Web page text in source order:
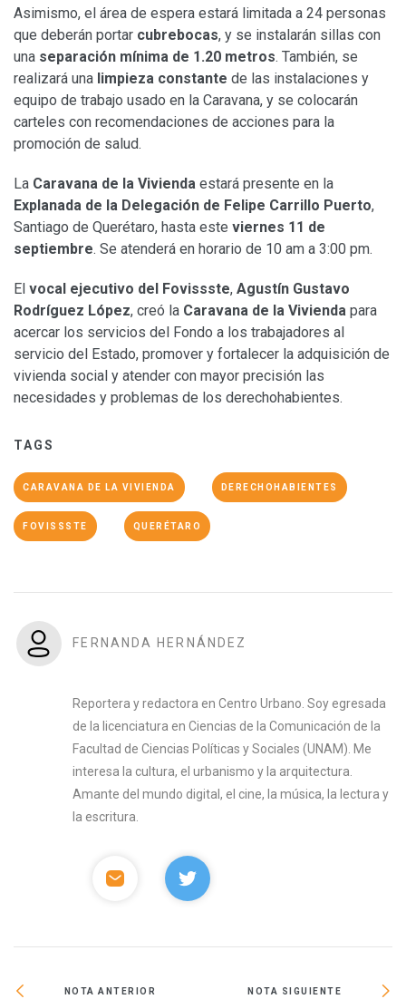
Asimismo, el área de espera estará limitada a 24 personas
que deberán portar cubrebocas, y se instalarán sillas con
una separación mínima de 1.20 metros. También, se
realizará una limpieza constante de las instalaciones y
equipo de trabajo usado en la Caravana, y se colocarán
carteles con recomendaciones de acciones para la
promoción de salud.
La Caravana de la Vivienda estará presente en la
Explanada de la Delegación de Felipe Carrillo Puerto,
Santiago de Querétaro, hasta este viernes 11 de
septiembre. Se atenderá en horario de 10 am a 3:00 pm.
El vocal ejecutivo del Fovissste, Agustín Gustavo
Rodríguez López, creó la Caravana de la Vivienda para
acercar los servicios del Fondo a los trabajadores al
servicio del Estado, promover y fortalecer la adquisición de
vivienda social y atender con mayor precisión las
necesidades y problemas de los derechohabientes.
TAGS
CARAVANA DE LA VIVIENDA DERECHOHABIENTES
FOVISSSTE QUERÉTARO
FERNANDA HERNÁNDEZ
Reportera y redactora en Centro Urbano. Soy egresada
de la licenciatura en Ciencias de la Comunicación de la
Facultad de Ciencias Políticas y Sociales (UNAM). Me
interesa la cultura, el urbanismo y la arquitectura.
Amante del mundo digital, el cine, la música, la lectura y
la escritura.
NOTA ANTERIOR NOTA SIGUIENTE